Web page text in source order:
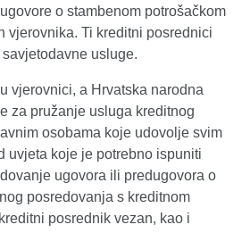
o stambenom potrošačkom
vjerovnika. Ti kreditni posrednici
usluge.
vjerovnici, a Hrvatska narodna
za pružanje usluga kreditnog
osobama koje udovolje svim
uvjeta koje je potrebno ispuniti
ugovora ili predugovora o
posredovanja s kreditnom
posrednik vezan, kao i